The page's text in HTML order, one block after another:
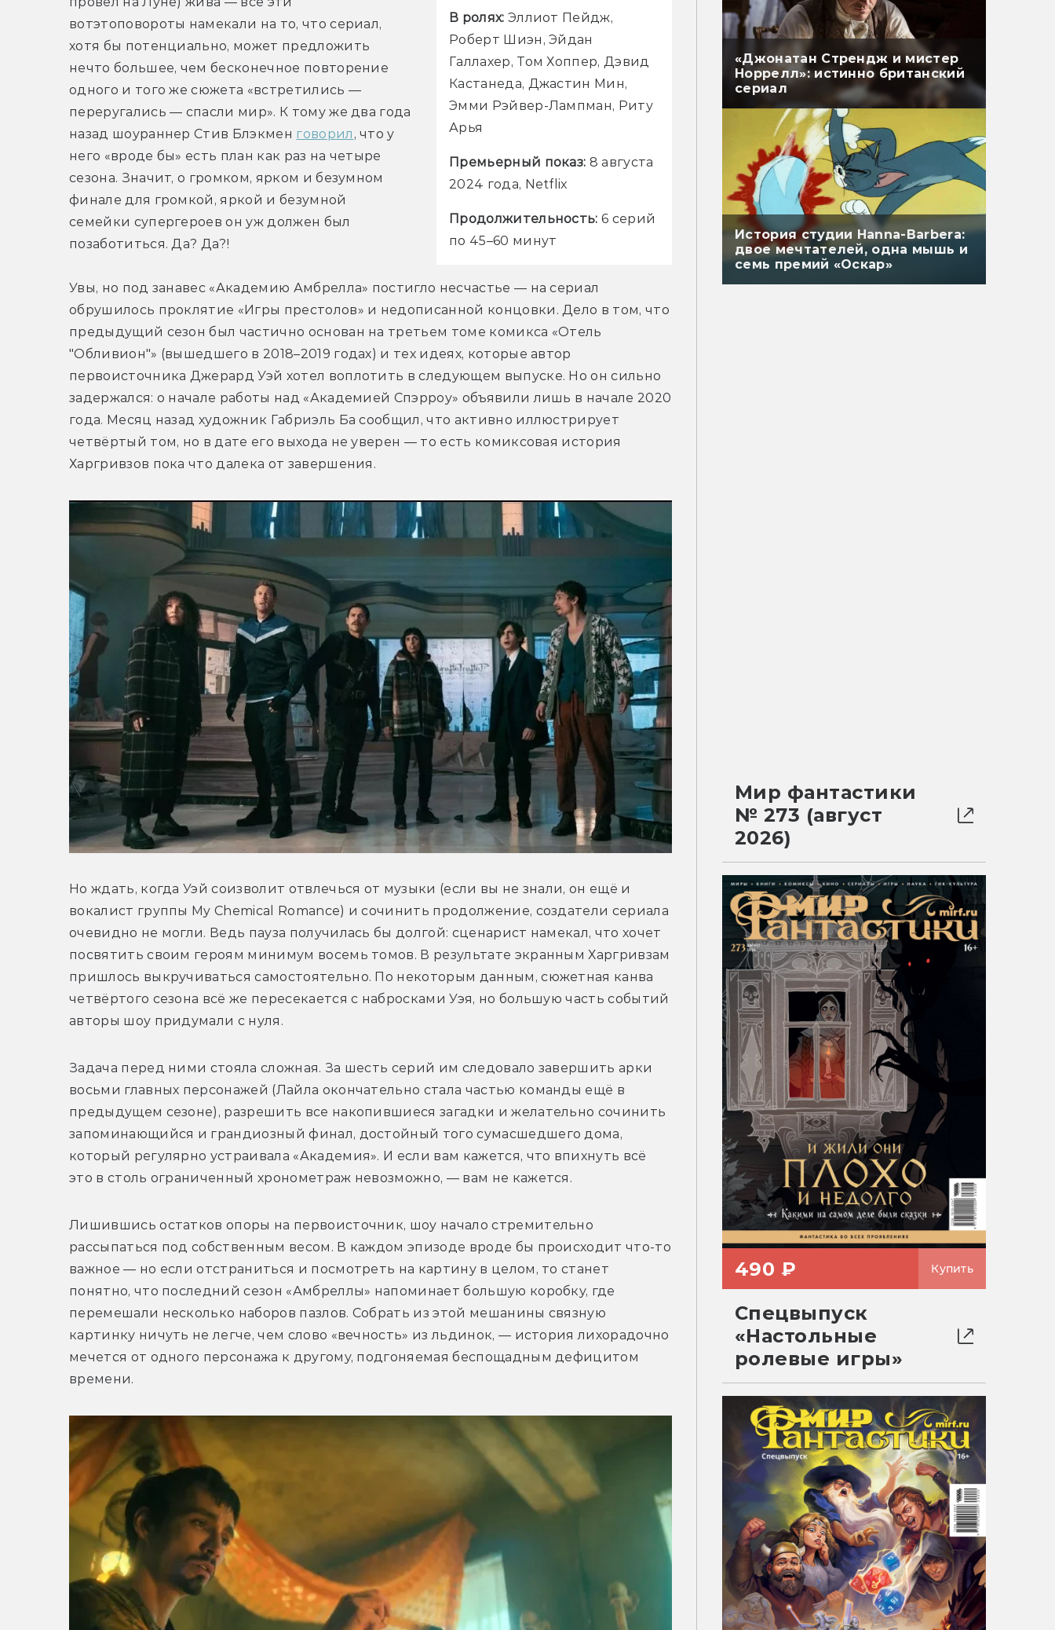
В ролях: Эллиот Пейдж,
Роберт Шиэн, Эйдан
Галлахер, Том Хоппер, Дэвид
Кастанеда, Джастин Мин,
Эмми Рэйвер-Лампман, Риту
Арья
Премьерный показ: 8 августа
2024 года, Netflix
Продолжительность: 6 серий
по 45–60 минут
вотэтоповороты намекали на то, что сериал,
хотя бы потенциально, может предложить
нечто большее, чем бесконечное повторение
одного и того же сюжета «встретились —
переругались — спасли мир». К тому же два года
назад шоураннер Стив Блэкмен говорил , что у
него «вроде бы» есть план как раз на четыре
сезона. Значит, о громком, ярком и безумном
финале для громкой, яркой и безумной
семейки супергероев он уж должен был
позаботиться. Да? Да?!
Увы, но под занавес «Академию Амбрелла» постигло несчастье — на сериал
обрушилось проклятие «Игры престолов» и недописанной концовки. Дело в том, что
предыдущий сезон был частично основан на третьем томе комикса «Отель
"Обливион"» (вышедшего в 2018–2019 годах) и тех идеях, которые автор
первоисточника Джерард Уэй хотел воплотить в следующем выпуске. Но он сильно
задержался: о начале работы над «Академией Спэрроу» объявили лишь в начале 2020
года. Месяц назад художник Габриэль Ба сообщил, что активно иллюстрирует
четвёртый том, но в дате его выхода не уверен — то есть комиксовая история
Харгривзов пока что далека от завершения.
Но ждать, когда Уэй соизволит отвлечься от музыки (если вы не знали, он ещё и
вокалист группы My Chemical Romance) и сочинить продолжение, создатели сериала
очевидно не могли. Ведь пауза получилась бы долгой: сценарист намекал, что хочет
посвятить своим героям минимум восемь томов. В результате экранным Харгривзам
пришлось выкручиваться самостоятельно. По некоторым данным, сюжетная канва
четвёртого сезона всё же пересекается с набросками Уэя, но большую часть событий
авторы шоу придумали с нуля.
Задача перед ними стояла сложная. За шесть серий им следовало завершить арки
восьми главных персонажей (Лайла окончательно стала частью команды ещё в
предыдущем сезоне), разрешить все накопившиеся загадки и желательно сочинить
запоминающийся и грандиозный финал, достойный того сумасшедшего дома,
который регулярно устраивала «Академия». И если вам кажется, что впихнуть всё
это в столь ограниченный хронометраж невозможно, — вам не кажется.
Лишившись остатков опоры на первоисточник, шоу начало стремительно
рассыпаться под собственным весом. В каждом эпизоде вроде бы происходит что-то
важное — но если отстраниться и посмотреть на картину в целом, то станет
понятно, что последний сезон «Амбреллы» напоминает большую коробку, где
перемешали несколько наборов пазлов. Собрать из этой мешанины связную
картинку ничуть не легче, чем слово «вечность» из льдинок, — история лихорадочно
мечется от одного персонажа к другому, подгоняемая беспощадным дефицитом
времени.
«Джонатан Стрендж и мистер
Норрелл»: истинно британский
сериал
История студии Hanna-Barbera:
двое мечтателей, одна мышь и
семь премий «Оскар»
Мир фантастики
№ 273 (август
2026)
490 ₽ Купить
Спецвыпуск
«Настольные
ролевые игры»